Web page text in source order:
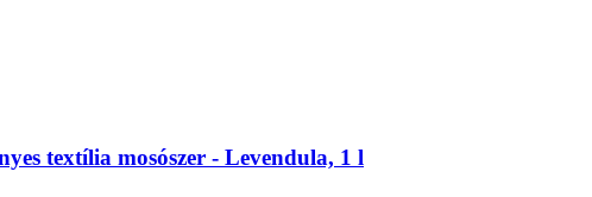
textília mosószer -​ Levendula, 1 l